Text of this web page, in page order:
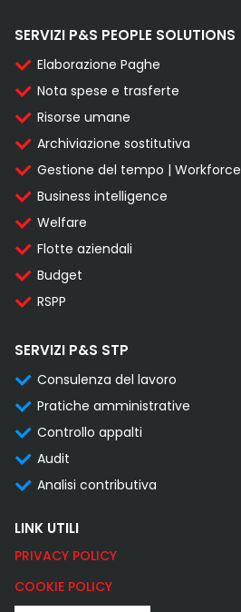
SERVIZI P&S PEOPLE SOLUTIONS
Elaborazione Paghe
Nota spese e trasferte
Risorse umane
Archiviazione sostitutiva
Gestione del tempo | Workforce
Business intelligence
Welfare
Flotte aziendali
Budget
RSPP
SERVIZI P&S STP
Consulenza del lavoro
Pratiche amministrative
Controllo appalti
Audit
Analisi contributiva
LINK UTILI
PRIVACY POLICY
COOKIE POLICY